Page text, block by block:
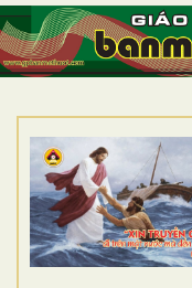
TRANG NHẤT
GIỚI THIỆU
DÒNG TU
BAN MỤC VỤ
ĐOÀN THỂ CG